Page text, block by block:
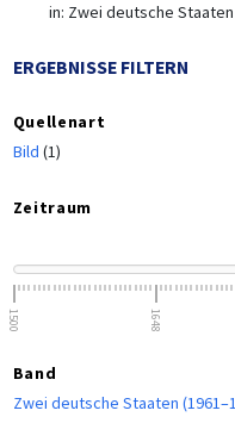
in: Zwei deutsche Staaten
ERGEBNISSE FILTERN
Quellenart
Bild (1)
Zeitraum
1500 1648
Band
Zwei deutsche Staaten